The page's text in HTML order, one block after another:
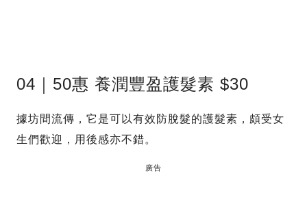
04｜50惠 養潤豐盈護髮素 $30
據坊間流傳，它是可以有效防脫髮的護髮素，頗受女
生們歡迎，用後感亦不錯。
廣告